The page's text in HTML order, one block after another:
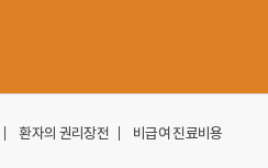
환자의 권리장전 비급여 진료비용